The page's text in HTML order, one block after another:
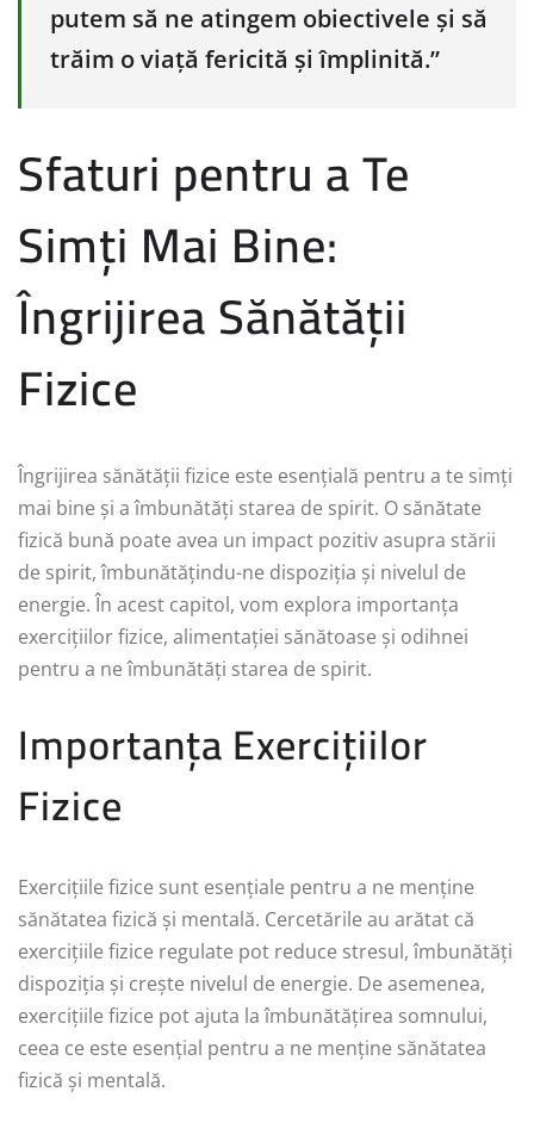
putem să ne atingem obiectivele și să
trăim o viață fericită și împlinită.”
Sfaturi pentru a Te
Simți Mai Bine:
Îngrijirea Sănătății
Fizice
Îngrijirea sănătății fizice este esențială pentru a te simți
mai bine și a îmbunătăți starea de spirit. O sănătate
fizică bună poate avea un impact pozitiv asupra stării
de spirit, îmbunătățindu-ne dispoziția și nivelul de
energie. În acest capitol, vom explora importanța
exercițiilor fizice, alimentației sănătoase și odihnei
pentru a ne îmbunătăți starea de spirit.
Importanța Exercițiilor
Fizice
Exercițiile fizice sunt esențiale pentru a ne menține
sănătatea fizică și mentală. Cercetările au arătat că
exercițiile fizice regulate pot reduce stresul, îmbunătăți
dispoziția și crește nivelul de energie. De asemenea,
exercițiile fizice pot ajuta la îmbunătățirea somnului,
ceea ce este esențial pentru a ne menține sănătatea
fizică și mentală.